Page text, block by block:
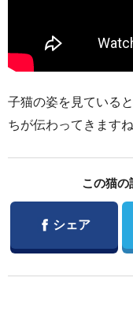
子猫の姿を見ている
ちが伝わってきます
この猫の
Facebook
シェア